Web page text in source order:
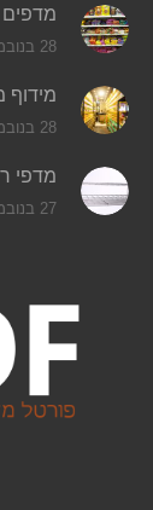
מדפים
28 בנובמבר 2017
מידוף
28 בנובמבר 2017
מדפי
27 בנובמבר 2017